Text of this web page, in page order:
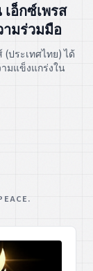
อ็กซ์เพรส
มร่วมมือ
ประเทศไทย) ได้
มแข็งแกร่งใน